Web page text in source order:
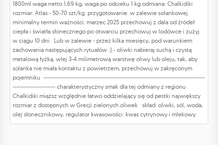
1800ml waga netto 1,69 kg, waga po odcieku 1 kg odmiana: Chalkidiki
rozmiar: Atlas - 50-70 szt/kg przygotowanie: w zalewie solankowej
minimalny termin ważności: marzec 2025 przechowuj z dala od źródeł
ciepła i światła słonecznego po otwarciu przechowuj w lodówce i zużyj
w ciągu 10 dni Lub w zalewie - przez kilka miesięcy, pod warunkiem
zachowania następujących rytuałów :) - oliwki nabieraj suchą i czystą
metalową łyżką, wlej 3-4 milimetrową warstwę oliwy lub oleju, tak, aby
solanka nie miała kontaktu z powietrzem, przechowuj w zakręconym
pojemniku -----------------------------------------------------------------------------------
---------------------- charakterystyczny smak dla tej odmiany z regionu
Chalkidiki miąższ względnie łatwo oddzielający się od pestki największy
rozmiar z dostępnych w Grecji zielonych oliwek skład: oliwki, sól, woda,
olej słonecznikowy, regulator kwasowości: kwas cytrynowy i mlekowy